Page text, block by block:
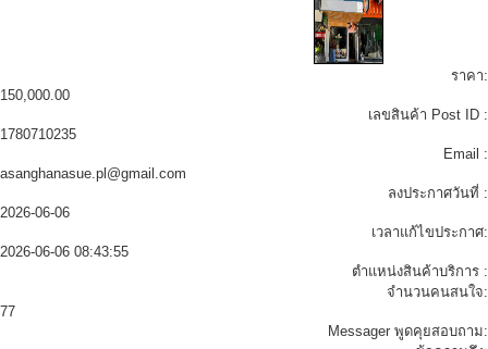
ราคา:
150,000.00
เลขสินค้า Post ID :
1780710235
Email :
asanghanasue.pl@gmail.com
ลงประกาศวันที่ :
2026-06-06
เวลาแก้ไขประกาศ:
2026-06-06 08:43:55
ตำแหน่งสินค้าบริการ :
จำนวนคนสนใจ:
77
Messager พูดคุยสอบถาม: